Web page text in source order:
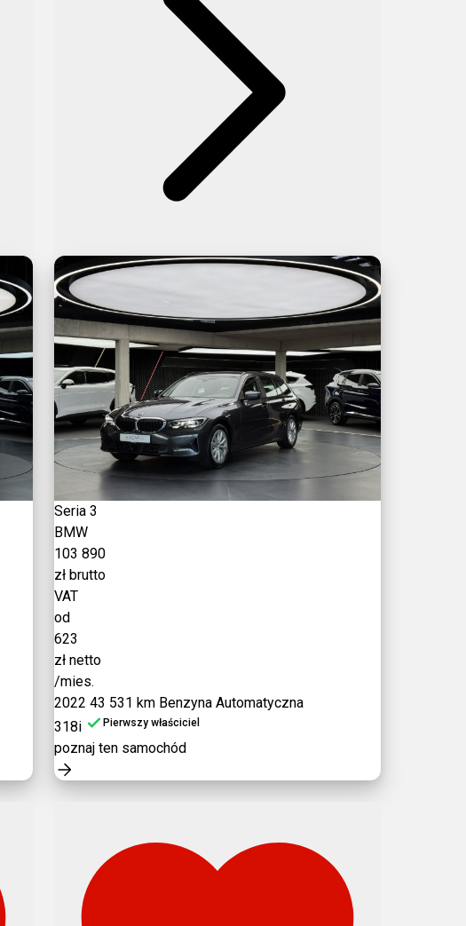
Seria 3
BMW
103 890
zł brutto
VAT
od
623
zł netto
/mies.
2022 43 531 km Benzyna Automatyczna
318i
Pierwszy właściciel
poznaj ten samochód